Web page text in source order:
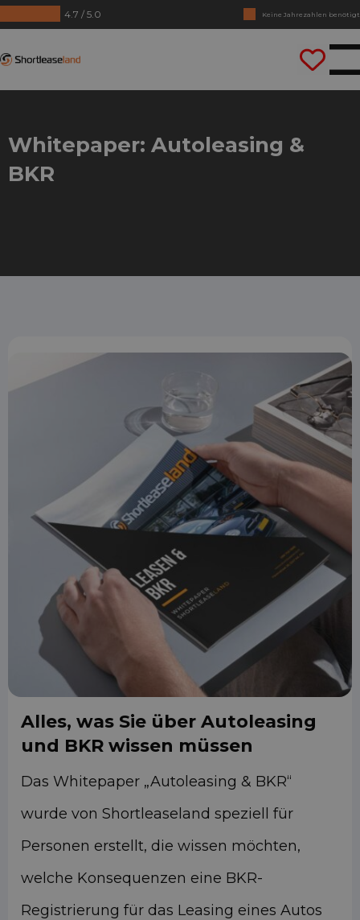
4.7 / 5.0
Keine Jahrezahlen benötigt
Lass uns gleich losfahren
Whitepaper: Autoleasing &
BKR
Alles, was Sie über Autoleasing
und BKR wissen müssen
Das Whitepaper „Autoleasing & BKR“
wurde von Shortleaseland speziell für
Personen erstellt, die wissen möchten,
welche Konsequenzen eine BKR-
Registrierung für das Leasing eines Autos